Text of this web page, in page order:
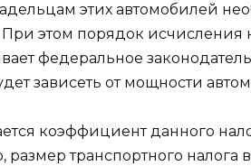
этих автомобилей
этом порядок исчисления
федеральное
зависеть от мощности
коэффициент данного
размер транспортного налога